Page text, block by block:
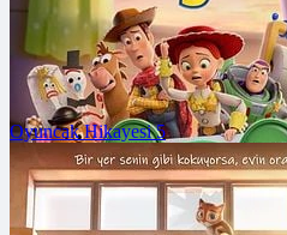
FRAGMANA GİT
Vizyon Tarihi: 3 Temmuz 2026
Oyuncak Hikayesi 5